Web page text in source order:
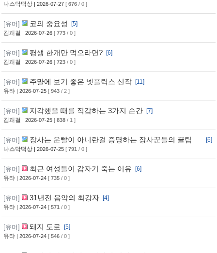
나스닥떡상 | 2026-07-27 [ 676 / 0 ]
[유머] 코의 중요성
[5]
김괘걸
| 2026-07-26 [ 773 / 0 ]
[유머] 평생 한개만 먹으라면?
[6]
김괘걸
| 2026-07-26 [ 723 / 0 ]
[유머] 주먈에 보기 좋은 넷플릭스 신작
[11]
유탸 | 2026-07-25 [ 943 / 2 ]
[유머] 지각했을 때를 직감하는 3가지 순간
[7]
김괘걸
| 2026-07-25 [ 838 / 1 ]
[유머]
장사는 운빨이 아니란걸 증명하는 장사꾼들의 꿀팁과
임기응변 수준 ㄷㄷ
[6]
나스닥떡상 | 2026-07-25 [ 791 / 0 ]
[유머] 최근 여성들이 갑자기 죽는 이유
[6]
유탸 | 2026-07-24 [ 735 / 0 ]
[유머] 31년전 음악의 최강자
[4]
유탸 | 2026-07-24 [ 571 / 0 ]
[유머] 돼지 도로
[5]
유탸 | 2026-07-24 [ 546 / 0 ]